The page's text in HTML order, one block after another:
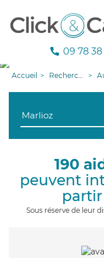
09 78 38
Accueil Recherche aide à domicile
190
peuvent
Sous réserve de leur